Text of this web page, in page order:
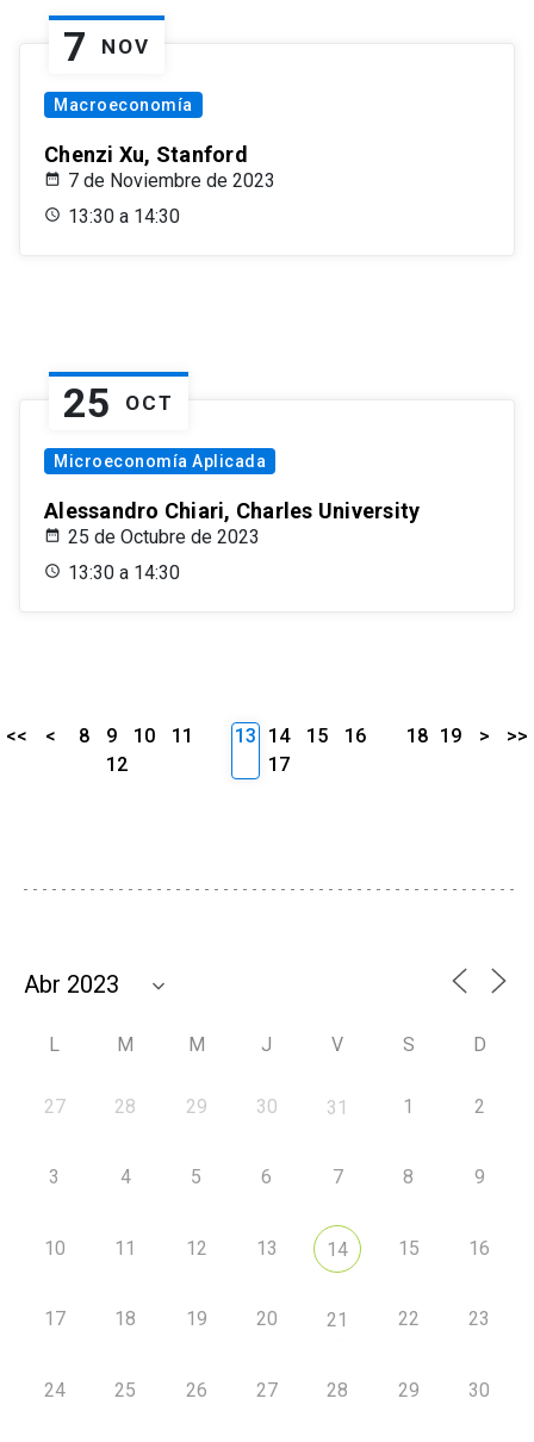
7 NOV
Macroeconomía
Chenzi Xu, Stanford
7 de Noviembre de 2023
13:30 a 14:30
25 OCT
Microeconomía Aplicada
Alessandro Chiari, Charles University
25 de Octubre de 2023
13:30 a 14:30
<< < 8 9 10
11
12
13 14 15
16
17
18 19 > >>
L M M J V S D
27 28 29 30 31 1 2
3 4 5 6 7 8 9
10 11 12 13 14 15 16
17 18 19 20 21 22 23
24 25 26 27 28 29 30